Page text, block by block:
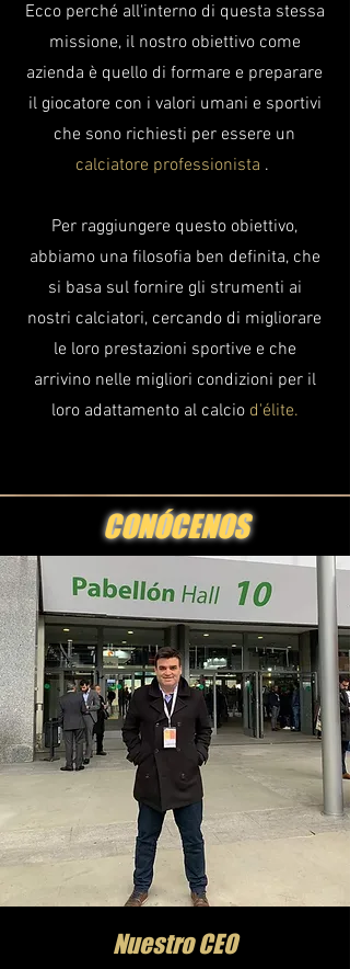
Ecco perché all'interno di questa stessa
missione, il nostro obiettivo come
azienda è quello di formare e preparare
il giocatore con i valori umani e sportivi
che sono richiesti per essere un
calciatore professionista .
Per raggiungere questo obiettivo,
abbiamo una filosofia ben definita, che
si basa sul fornire gli strumenti ai
nostri calciatori, cercando di migliorare
le loro prestazioni sportive e che
arrivino nelle migliori condizioni per il
loro adattamento al calcio d'élite.
CONÓCENOS
Nuestro CEO